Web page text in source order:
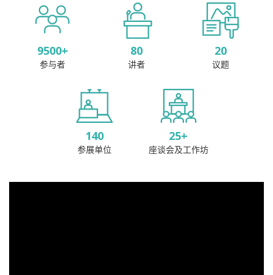
9500+
参与者
80
讲者
20
议题
140
参展单位
25+
座谈会及工作坊